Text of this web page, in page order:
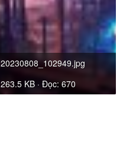
20230808_102949.jpg
263.5 KB · Đọc: 670